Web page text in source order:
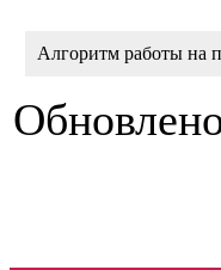
Алгоритм работы на